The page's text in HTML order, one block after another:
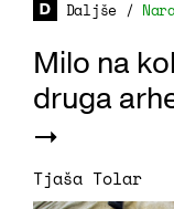
Daljše /
Milo na
druga
Tjaša Tolar